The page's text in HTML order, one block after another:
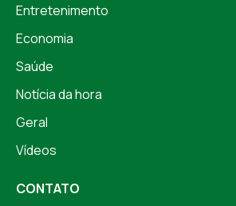
Entretenimento
Economia
Saúde
Notícia da hora
Geral
Vídeos
CONTATO